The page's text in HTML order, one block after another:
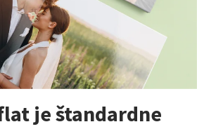
je štandardne